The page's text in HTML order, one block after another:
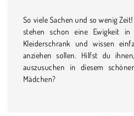
So viele Sachen und so wenig
stehen schon eine Ewigkeit in
Kleiderschrank und wissen
anziehen sollen. Hilfst du
auszusuchen in diesem
Mädchen?